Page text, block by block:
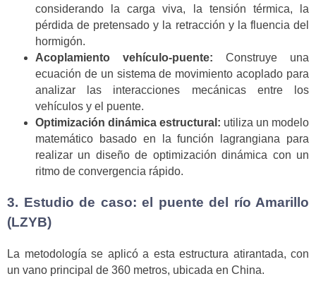
considerando la carga viva, la tensión térmica, la
pérdida de pretensado y la retracción y la fluencia del
hormigón.
Acoplamiento vehículo-puente: Construye una
ecuación de un sistema de movimiento acoplado para
analizar las interacciones mecánicas entre los
vehículos y el puente.
Optimización dinámica estructural: utiliza un modelo
matemático basado en la función lagrangiana para
realizar un diseño de optimización dinámica con un
ritmo de convergencia rápido.
3. Estudio de caso: el puente del río Amarillo
(LZYB)
La metodología se aplicó a esta estructura atirantada, con
un vano principal de 360 metros, ubicada en China.